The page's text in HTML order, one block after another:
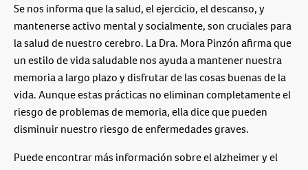
Se nos informa que la salud, el ejercicio, el descanso, y
mantenerse activo mental y socialmente, son cruciales para
la salud de nuestro cerebro. La Dra. Mora Pinzón afirma que
un estilo de vida saludable nos ayuda a mantener nuestra
memoria a largo plazo y disfrutar de las cosas buenas de la
vida. Aunque estas prácticas no eliminan completamente el
riesgo de problemas de memoria, ella dice que pueden
disminuir nuestro riesgo de enfermedades graves.
Puede encontrar más información sobre el alzheimer y el